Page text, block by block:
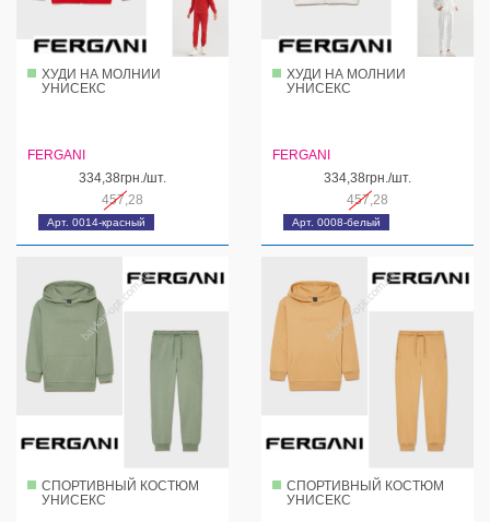
Арт. 0014-красный
ХУДИ НА МОЛНИИ
УНИСЕКС
FERGANI
334,38грн./шт.
457,28
Арт. 0008-белый
ХУДИ НА МОЛНИИ
УНИСЕКС
FERGANI
334,38грн./шт.
457,28
СПОРТИВНЫЙ КОСТЮМ
УНИСЕКС
СПОРТИВНЫЙ КОСТЮМ
УНИСЕКС